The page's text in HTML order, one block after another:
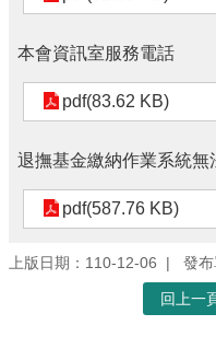
本會資訊室服務電話
pdf(83.62 KB)
退撫基金繳納作業系統無
pdf(587.76 KB)
上版日期：110-12-06 發
回上一